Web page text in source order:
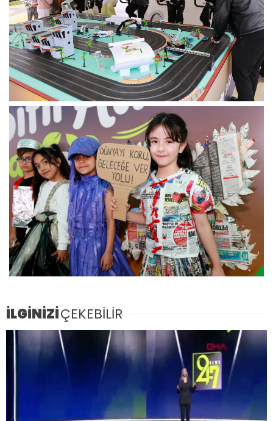
İLGİNİZİÇEKEBİLİR